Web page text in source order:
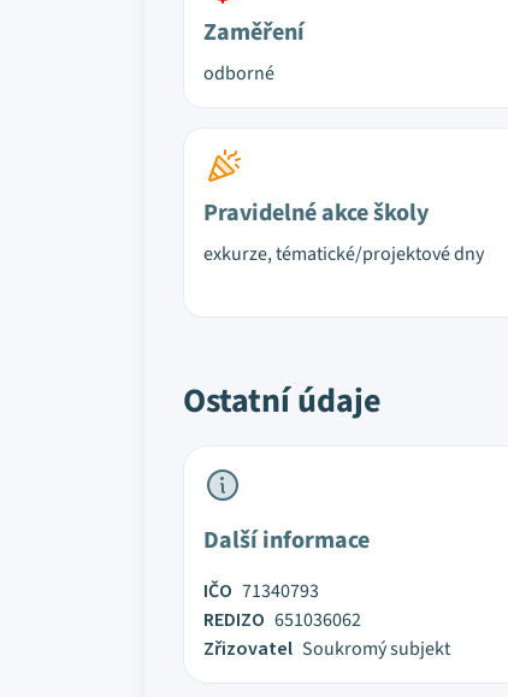
Zaměření
odborné
Pravidelné akce školy
exkurze, tématické/projektové dny
Ostatní údaje
Další informace
IČO 71340793
REDIZO 651036062
Zřizovatel Soukromý subjekt